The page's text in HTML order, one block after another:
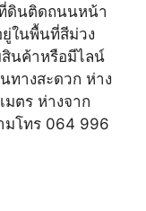
ดินติดถนนหน้า
ในพื้นที่สีม่วง
นค้าหรือมีไลน์
ทางสะดวก ห่าง
ตร ห่างจาก
มโทร 064 996